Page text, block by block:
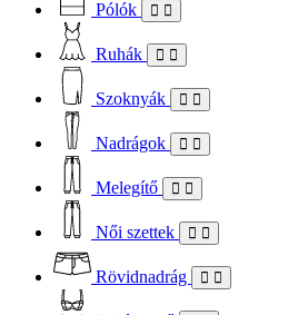
Pólók
Ruhák
Szoknyák
Nadrágok
Melegítő
Női szettek
Rövidnadrág